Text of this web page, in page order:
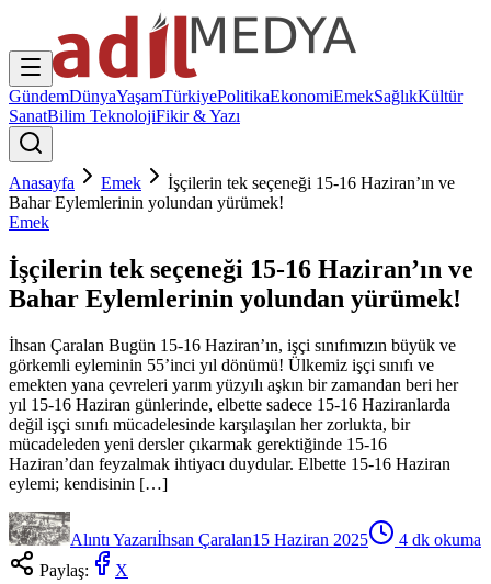
GündemDünyaYaşamTürkiyePolitikaEkonomiEmekSağlıkKültür
SanatBilim TeknolojiFikir & Yazı
Anasayfa Emek
İşçilerin tek seçeneği 15-16 Haziran’ın ve
Bahar Eylemlerinin yolundan yürümek!
Emek
İşçilerin tek seçeneği 15-16 Haziran’ın ve
Bahar Eylemlerinin yolundan yürümek!
İhsan Çaralan Bugün 15-16 Haziran’ın, işçi sınıfımızın büyük ve
görkemli eyleminin 55’inci yıl dönümü! Ülkemiz işçi sınıfı ve
emekten yana çevreleri yarım yüzyılı aşkın bir zamandan beri her
yıl 15-16 Haziran günlerinde, elbette sadece 15-16 Haziranlarda
değil işçi sınıfı mücadelesinde karşılaşılan her zorlukta, bir
mücadeleden yeni dersler çıkarmak gerektiğinde 15-16
Haziran’dan feyzalmak ihtiyacı duydular. Elbette 15-16 Haziran
eylemi; kendisinin […]
Alıntı Yazarıİhsan Çaralan15 Haziran 2025 4 dk okuma
Paylaş:
X